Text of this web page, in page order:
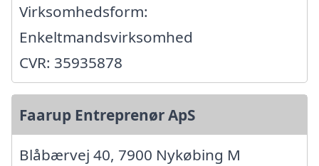
Virksomhedsform:
Enkeltmandsvirksomhed
CVR: 35935878
Faarup Entreprenør ApS
Blåbærvej 40, 7900 Nykøbing M